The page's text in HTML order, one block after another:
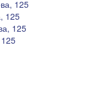
125
125
125